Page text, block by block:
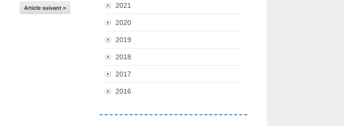
Article suivant » 2021
2020
2019
2018
2017
2016